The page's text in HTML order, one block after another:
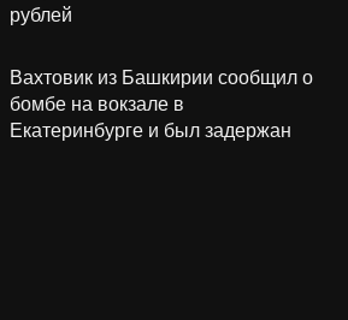
рублей
Вахтовик из Башкирии сообщил о
бомбе на вокзале в
Екатеринбурге и был задержан